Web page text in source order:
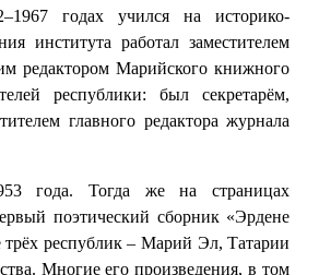
годах учился на историко-
института работал заместителем
редактором Марийского книжного
республики: был секретарём,
главного редактора журнала
года. Тогда же на страницах
поэтический сборник «Эрдене
республик – Марий Эл, Татарии
Многие его произведения, в том